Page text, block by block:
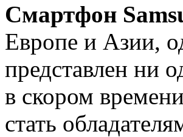
Смартфон
Европе и Азии,
представлен ни
в скором
стать